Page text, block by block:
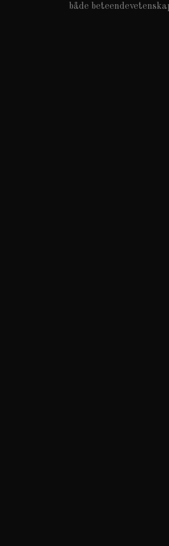
både